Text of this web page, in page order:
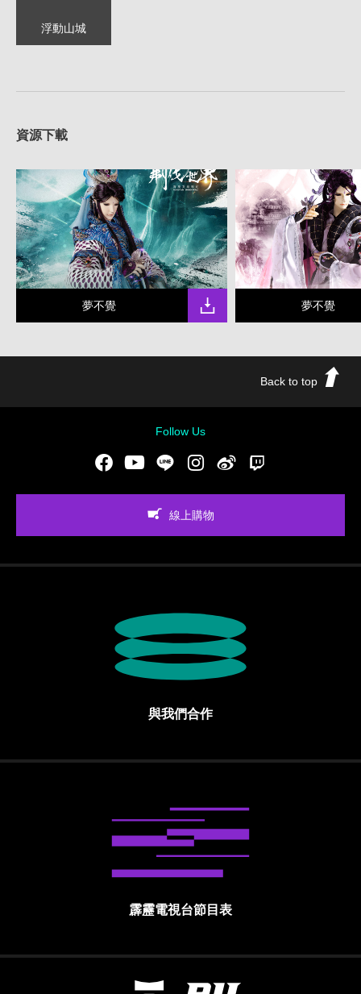
浮動山城
資源下載
夢不覺 夢不覺
Back to top
Follow Us
FacebookYoutubeLINE Instgram新浪微博
線上購物
與我們合作
霹靂電視台節目表
霹靂國際多媒體股份有限公司 PILI